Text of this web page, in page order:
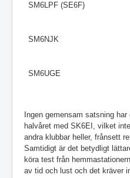
SM6LPF (SE6F)
SM6NJK
SM6UGE
Ingen gemensam satsning
halvåret med SK6EI, vilket
andra klubbar heller, frånsett
Samtidigt är det betydligt
köra test från
av tid och lust och det kräver